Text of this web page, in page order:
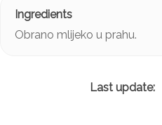
Obrano mlijeko u prahu.